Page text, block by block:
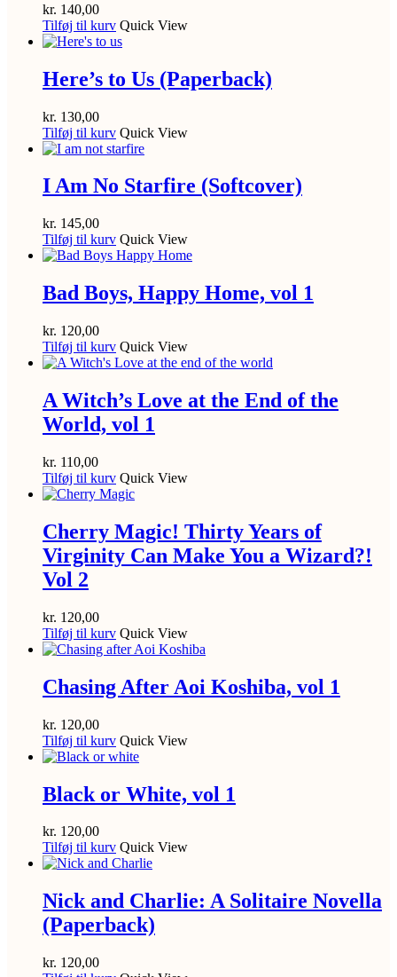
kr. 140,00
Tilføj til kurv Quick View
Here’s to Us (Paperback)
kr. 130,00
Tilføj til kurv Quick View
I Am No Starfire (Softcover)
kr. 145,00
Tilføj til kurv Quick View
Bad Boys, Happy Home, vol 1
kr. 120,00
Tilføj til kurv Quick View
A Witch’s Love at the End of the
World, vol 1
kr. 110,00
Tilføj til kurv Quick View
Cherry Magic! Thirty Years of
Virginity Can Make You a Wizard?!
Vol 2
kr. 120,00
Tilføj til kurv Quick View
Chasing After Aoi Koshiba, vol 1
kr. 120,00
Tilføj til kurv Quick View
Black or White, vol 1
kr. 120,00
Tilføj til kurv Quick View
Nick and Charlie: A Solitaire Novella
(Paperback)
kr. 120,00